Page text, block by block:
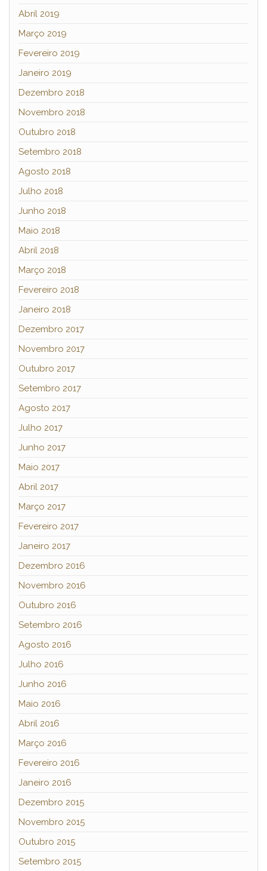
Abril 2019
Março 2019
Fevereiro 2019
Janeiro 2019
Dezembro 2018
Novembro 2018
Outubro 2018
Setembro 2018
Agosto 2018
Julho 2018
Junho 2018
Maio 2018
Abril 2018
Março 2018
Fevereiro 2018
Janeiro 2018
Dezembro 2017
Novembro 2017
Outubro 2017
Setembro 2017
Agosto 2017
Julho 2017
Junho 2017
Maio 2017
Abril 2017
Março 2017
Fevereiro 2017
Janeiro 2017
Dezembro 2016
Novembro 2016
Outubro 2016
Setembro 2016
Agosto 2016
Julho 2016
Junho 2016
Maio 2016
Abril 2016
Março 2016
Fevereiro 2016
Janeiro 2016
Dezembro 2015
Novembro 2015
Outubro 2015
Setembro 2015